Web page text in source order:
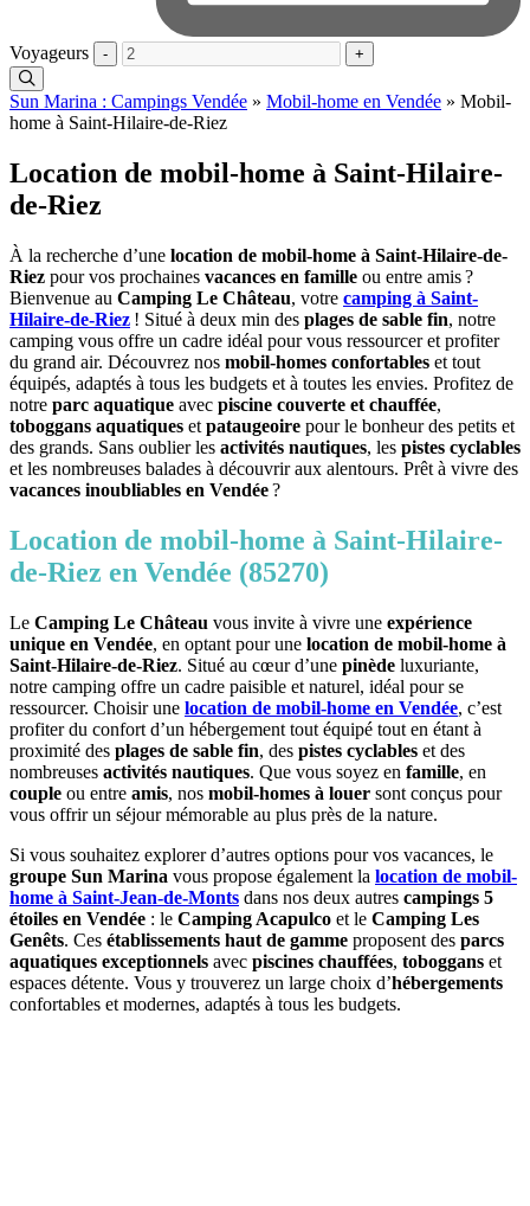
Voyageurs - +
Sun Marina : Campings Vendée » Mobil-home en Vendée » Mobil-
home à Saint-Hilaire-de-Riez
Location de mobil-home à Saint-Hilaire-
de-Riez
À la recherche d’une location de mobil-home à Saint-Hilaire-de-
Riez pour vos prochaines vacances en famille ou entre amis ?
Bienvenue au Camping Le Château, votre camping à Saint-
Hilaire-de-Riez ! Situé à deux min des plages de sable fin, notre
camping vous offre un cadre idéal pour vous ressourcer et profiter
du grand air. Découvrez nos mobil-homes confortables et tout
équipés, adaptés à tous les budgets et à toutes les envies. Profitez de
notre parc aquatique avec piscine couverte et chauffée,
toboggans aquatiques et pataugeoire pour le bonheur des petits et
des grands. Sans oublier les activités nautiques, les pistes cyclables
et les nombreuses balades à découvrir aux alentours. Prêt à vivre des
vacances inoubliables en Vendée?
Location de mobil-home à Saint-Hilaire-
de-Riez en Vendée (85270)
Le Camping Le Château vous invite à vivre une expérience
unique en Vendée, en optant pour une location de mobil-home à
Saint-Hilaire-de-Riez. Situé au cœur d’une pinède luxuriante,
notre camping offre un cadre paisible et naturel, idéal pour se
ressourcer. Choisir une location de mobil-home en Vendée, c’est
profiter du confort d’un hébergement tout équipé tout en étant à
proximité des plages de sable fin, des pistes cyclables et des
nombreuses activités nautiques. Que vous soyez en famille, en
couple ou entre amis, nos mobil-homes à louer sont conçus pour
vous offrir un séjour mémorable au plus près de la nature.
Si vous souhaitez explorer d’autres options pour vos vacances, le
groupe Sun Marina vous propose également la location de mobil-
home à Saint-Jean-de-Monts dans nos deux autres campings 5
étoiles en Vendée : le Camping Acapulco et le Camping Les
Genêts. Ces établissements haut de gamme proposent des parcs
aquatiques exceptionnels avec piscines chauffées, toboggans et
espaces détente. Vous y trouverez un large choix d’hébergements
confortables et modernes, adaptés à tous les budgets.